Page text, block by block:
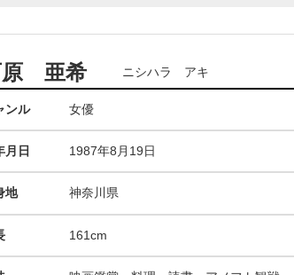
原 亜希 ニシハラ アキ
ンル 女優
月日 1987年8月19日
地 神奈川県
161cm